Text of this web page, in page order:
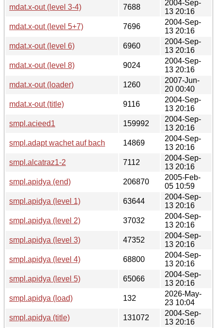
mdat.x-out (level 3-4) 7688
2004-Sep-
13 20:16
mdat.x-out (level 5+7)
7696
2004-Sep-
13 20:16
mdat.x-out (level 6)
6960
2004-Sep-
13 20:16
mdat.x-out (level 8)
9024
2004-Sep-
13 20:16
mdat.x-out (loader)
1260
2007-Jun-
20 00:40
mdat.x-out (title)
9116
2004-Sep-
13 20:16
smpl.acieed1
159992
2004-Sep-
13 20:16
smpl.adapt wachet auf bach
14869
2004-Sep-
13 20:16
smpl.alcatraz1-2
7112
2004-Sep-
13 20:16
smpl.apidya (end)
206870
2005-Feb-
05 10:59
smpl.apidya (level 1)
63644
2004-Sep-
13 20:16
smpl.apidya (level 2)
37032
2004-Sep-
13 20:16
smpl.apidya (level 3)
47352
2004-Sep-
13 20:16
smpl.apidya (level 4)
68800
2004-Sep-
13 20:16
smpl.apidya (level 5)
65066
2004-Sep-
13 20:16
smpl.apidya (load)
132
2026-May-
23 10:04
smpl.apidya (title)
131072
2004-Sep-
13 20:16